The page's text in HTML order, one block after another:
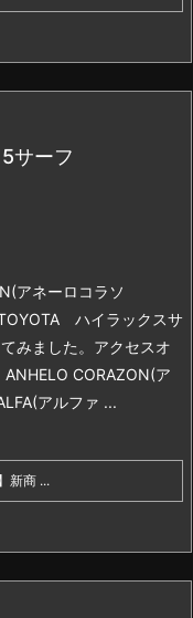
サーフ
アネーロコラソ
ハイラックスサ
みました。 アクセスオ
CORAZON(ア
アルファ ...
新商 ...